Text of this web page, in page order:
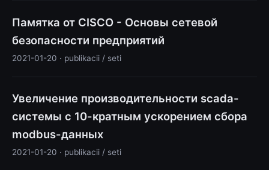
Памятка от CISCO - Основы сетевой
безопасности предприятий
2021-01-20 · publikacii / seti
Увеличение производительности scada-
системы с 10-кратным ускорением сбора
modbus-данных
2021-01-20 · publikacii / seti